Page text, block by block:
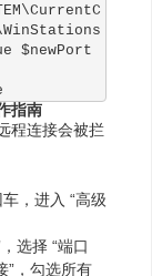
$newPort
指南
程连接会被拦
，进入 “高级
选择 “端口
，勾选所有